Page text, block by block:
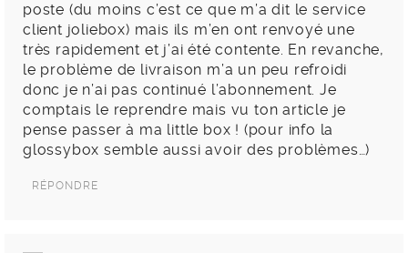
poste (du moins c’est ce que m’a dit le service
client joliebox) mais ils m’en ont renvoyé une
très rapidement et j’ai été contente. En revanche,
le problème de livraison m’a un peu refroidi
donc je n’ai pas continué l’abonnement. Je
comptais le reprendre mais vu ton article je
pense passer à ma little box ! (pour info la
glossybox semble aussi avoir des problèmes…)
RÉPONDRE